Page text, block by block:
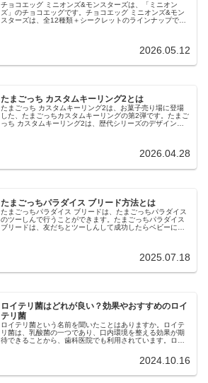
チョコエッグ ミニオンズ&モンスターズは、「ミニオン
ズ」のチョコエッグです。チョコエッグ ミニオンズ&モン
スターズは、全12種類＋シークレットのラインナップで
2026.05.12
たまごっち カスタムキーリング2とは
たまごっち カスタムキーリング2は、お菓子売り場に登場
した、たまごっちカスタムキーリングの第2弾です。たまご
っち カスタムキーリング2は、歴代シリーズのデザインを
2026.04.28
たまごっちパラダイス ブリード方法とは
たまごっちパラダイス ブリードは、たまごっちパラダイス
のツーしんで行うことができます。たまごっちパラダイス
ブリードは、友だちとツーしんして成功したらベビーに目
2025.07.18
ロイテリ菌はどれが良い？効果やおすすめのロイ
テリ菌
ロイテリ菌という名前を聞いたことはありますか。ロイテ
リ菌は、乳酸菌の一つであり、口内環境を整える効果が期
待できることから、歯科医院でも利用されています。ロイ
2024.10.16